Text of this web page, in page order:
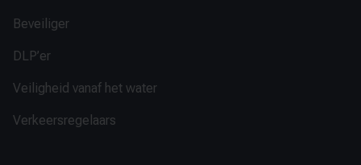
Beveiliger
DLP’er
Veiligheid vanaf het water
Verkeersregelaars